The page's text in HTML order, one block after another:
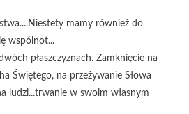
mamy również do
wspólnot...
płaszczyznach. Zamknięcie na
Świętego, na przeżywanie Słowa
ludzi...trwanie w swoim własnym